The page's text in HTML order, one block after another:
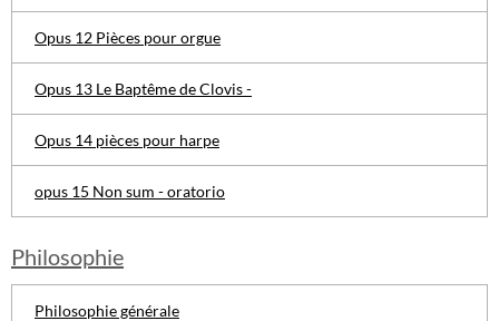
Opus 12 Pièces pour orgue
Opus 13 Le Baptême de Clovis -
Opus 14 pièces pour harpe
opus 15 Non sum - oratorio
Philosophie
Philosophie générale